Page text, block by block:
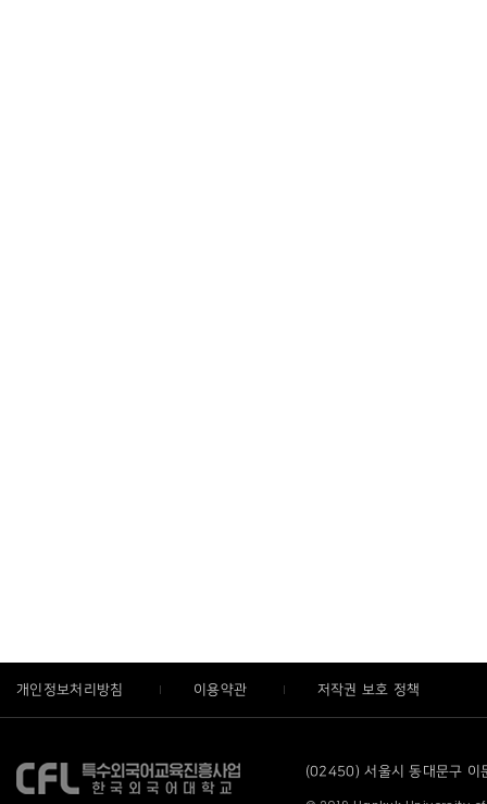
개인정보처리방침 이용약관 저작권 보호 정책
(02450) 서울시 동대문구